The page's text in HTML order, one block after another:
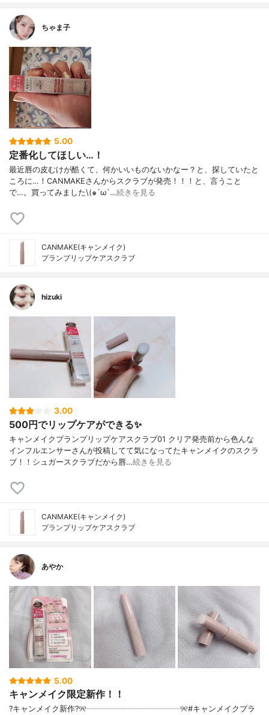
ちゃま子
5.00
定番化してほしい…！
最近唇の皮むけが酷くて、何かいいものないかなー？と、探していたと
ころに…！CANMAKEさんからスクラブが発売！！！と、言うこと
で…。買ってみました\(๑´ω`…続きを見る
CANMAKE(キャンメイク)
プランプリップケアスクラブ
hizuki
3.00
500円でリップケアができる✨
キャンメイクプランプリップケアスクラブ01 クリア発売前から色んな
インフルエンサーさんが投稿してて気になってたキャンメイクのスクラ
ブ！！シュガースクラブだから唇…続きを見る
CANMAKE(キャンメイク)
プランプリップケアスクラブ
あやか
5.00
キャンメイク限定新作！！
?キャンメイク新作?୨୧┈┈┈┈┈┈┈┈┈┈┈┈୨୧#キャンメイクプラ